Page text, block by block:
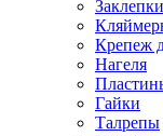
Заклепки
Крепеж
Нагеля
Гайки
Талрепы